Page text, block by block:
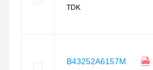
TDK
B43252A6157M